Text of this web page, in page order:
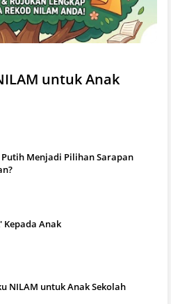
untuk Anak
Menjadi Pilihan Sarapan
Kepada Anak
NILAM untuk Anak Sekolah